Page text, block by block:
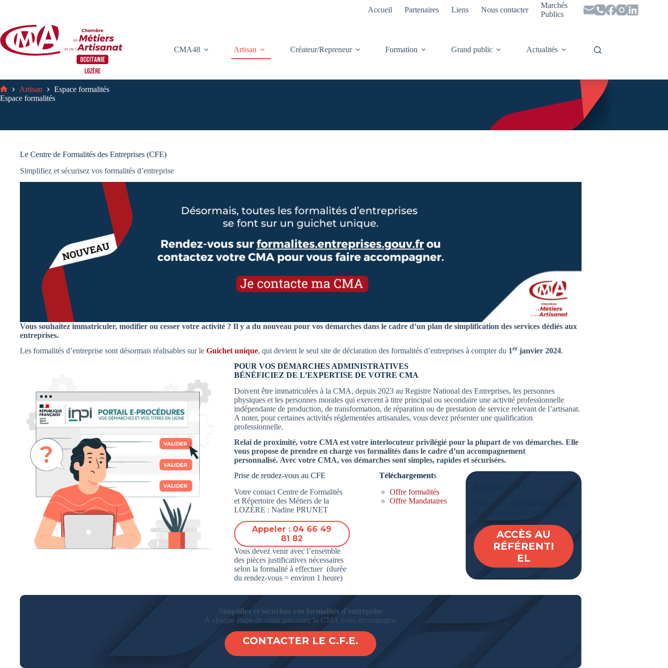
Accueil Partenaires Liens Nous contacter
Marchés
Publics
CMA48 Artisan Créateur/Repreneur Formation Grand public Actualités
Accueil
Artisan
Espace formalités
Espace formalités
Le Centre de Formalités des Entreprises (CFE)
Simplifiez et sécurisez vos formalités d’entreprise
Vous souhaitez immatriculer, modifier ou cesser votre activité ? Il y a du nouveau pour vos démarches dans le cadre d’un plan de simplification des services dédiés aux
entreprises.
Les formalités d’entreprise sont désormais réalisables sur le Guichet unique, qui devient le seul site de déclaration des formalités d’entreprises à compter du 1er janvier 2024.
POUR VOS DÉMARCHES ADMINISTRATIVES
BÉNÉFICIEZ DE L’EXPERTISE DE VOTRE CMA
Doivent être immatriculées à la CMA, depuis 2023 au Registre National des Entreprises, les personnes
physiques et les personnes morales qui exercent à titre principal ou secondaire une activité professionnelle
indépendante de production, de transformation, de réparation ou de prestation de service relevant de l’artisanat.
A noter, pour certaines activités réglementées artisanales, vous devez présenter une qualification
professionnelle.
Relai de proximité, votre CMA est votre interlocuteur privilégié pour la plupart de vos démarches. Elle
vous propose de prendre en charge vos formalités dans le cadre d’un accompagnement
personnalisé. Avec votre CMA, vos démarches sont simples, rapides et sécurisées.
Prise de rendez-vous au CFE
Votre contact Centre de Formalités
et Répertoire des Métiers de la
LOZÈRE : Nadine PRUNET
Appeler : 04 66 49
81 82
Vous devez venir avec l’ensemble
des pièces justificatives nécessaires
selon la formalité à effectuer (durée
du rendez-vous = environ 1 heure)
Téléchargements
Offre formalités
Offre Mandataires
ACCÈS AU
RÉFÉRENTI
EL
Simplifiez et sécurisez vos formalités d’entreprise
À chaque étape de votre parcours, la CMA vous accompagne
CONTACTER LE C.F.E.